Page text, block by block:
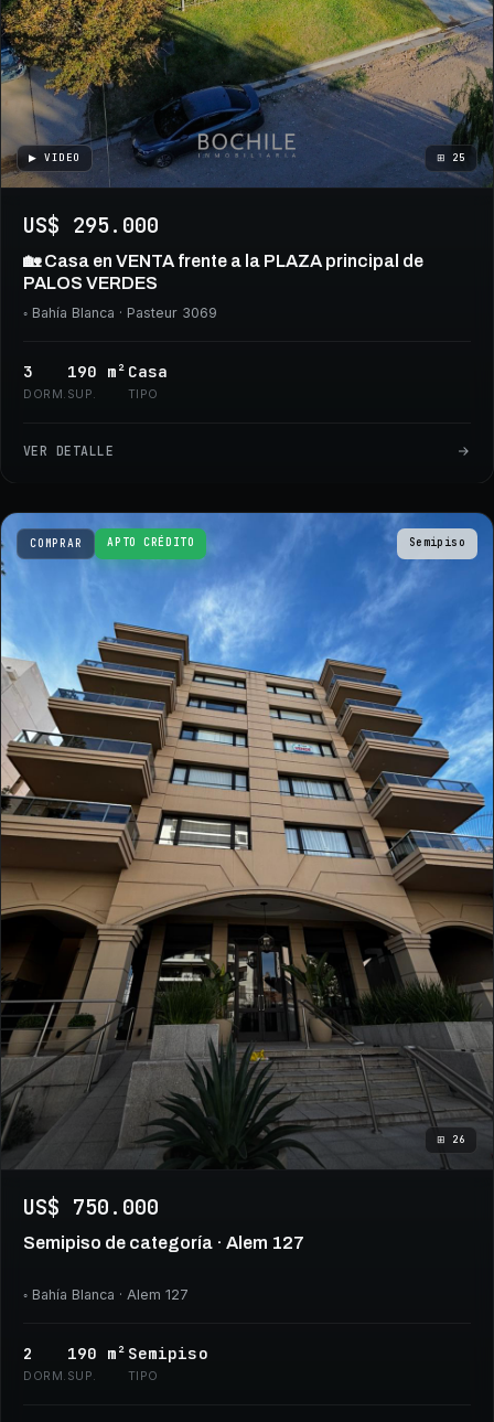
⊞ 25
▶ VIDEO
US$ 295.000
🏡 Casa en VENTA frente a la PLAZA principal de
PALOS VERDES
◦ Bahía Blanca · Pasteur 3069
3
DORM.
190 m²
SUP.
Casa
TIPO
VER DETALLE
COMPRAR APTO CRÉDITO Semipiso
⊞ 26
US$ 750.000
Semipiso de categoría · Alem 127
◦ Bahía Blanca · Alem 127
2
DORM.
190 m²
SUP.
Semipiso
TIPO